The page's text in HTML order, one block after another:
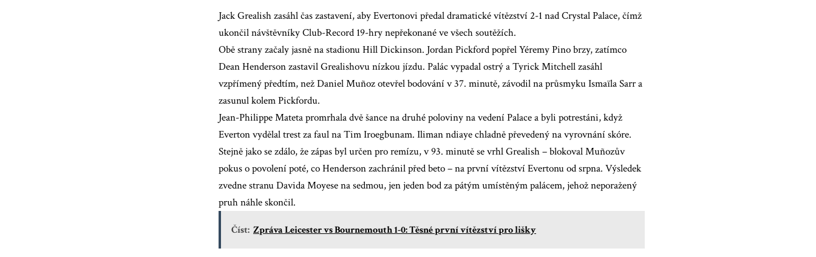
Jack Grealish zasáhl čas zastavení, aby Evertonovi předal dramatické vítězství 2-1 nad Crystal Palace, čímž
ukončil návštěvníky Club-Record 19-hry nepřekonané ve všech soutěžích.
Obě strany začaly jasně na stadionu Hill Dickinson. Jordan Pickford popřel Yéremy Pino brzy, zatímco
Dean Henderson zastavil Grealishovu nízkou jízdu. Palác vypadal ostrý a Tyrick Mitchell zasáhl
vzpřímený předtím, než Daniel Muñoz otevřel bodování v 37. minutě, závodil na průsmyku Ismaïla Sarr a
zasunul kolem Pickfordu.
Jean-Philippe Mateta promrhala dvě šance na druhé poloviny na vedení Palace a byli potrestáni, když
Everton vydělal trest za faul na Tim Iroegbunam. Iliman ndiaye chladně převedený na vyrovnání skóre.
Stejně jako se zdálo, že zápas byl určen pro remízu, v 93. minutě se vrhl Grealish – blokoval Muñozův
pokus o povolení poté, co Henderson zachránil před beto – na první vítězství Evertonu od srpna. Výsledek
zvedne stranu Davida Moyese na sedmou, jen jeden bod za pátým umístěným palácem, jehož neporažený
pruh náhle skončil.
Číst: Zpráva Leicester vs Bournemouth 1-0: Těsné první vítězství pro lišky